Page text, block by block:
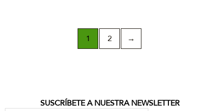
1 2 →
SUSCRÍBETE A NUESTRA NEWSLETTER